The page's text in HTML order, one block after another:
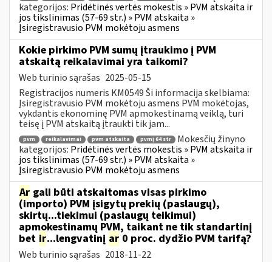
kategorijos: Pridėtinės vertės mokestis » PVM atskaita ir
jos tikslinimas (57-69 str.) » PVM atskaita »
Įsiregistravusio PVM mokėtoju asmens
Kokie pirkimo PVM sumų įtraukimo į PVM
atskaitą reikalavimai yra taikomi?
Web turinio sąrašas 2025-05-15
Registracijos numeris KM0549 Ši informacija skelbiama:
Įsiregistravusio PVM mokėtoju asmens PVM mokėtojas,
vykdantis ekonominę PVM apmokestinamą veiklą, turi
teisę į PVM atskaitą įtraukti tik jam...
pvm reikalavimai pvm atskaita pvmį 64 str
Mokesčių žinyno
kategorijos: Pridėtinės vertės mokestis » PVM atskaita ir
jos tikslinimas (57-69 str.) » PVM atskaita »
Įsiregistravusio PVM mokėtoju asmens
Ar gali būti atskaitomas visas pirkimo
(importo) PVM įsigytų prekių (paslaugų),
skirtų...tiekimui (paslaugų teikimui)
apmokestinamų PVM, taikant ne tik standartinį
bet ir...lengvatinį ar 0 proc. dydžio PVM tarifą?
Web turinio sąrašas 2018-11-22